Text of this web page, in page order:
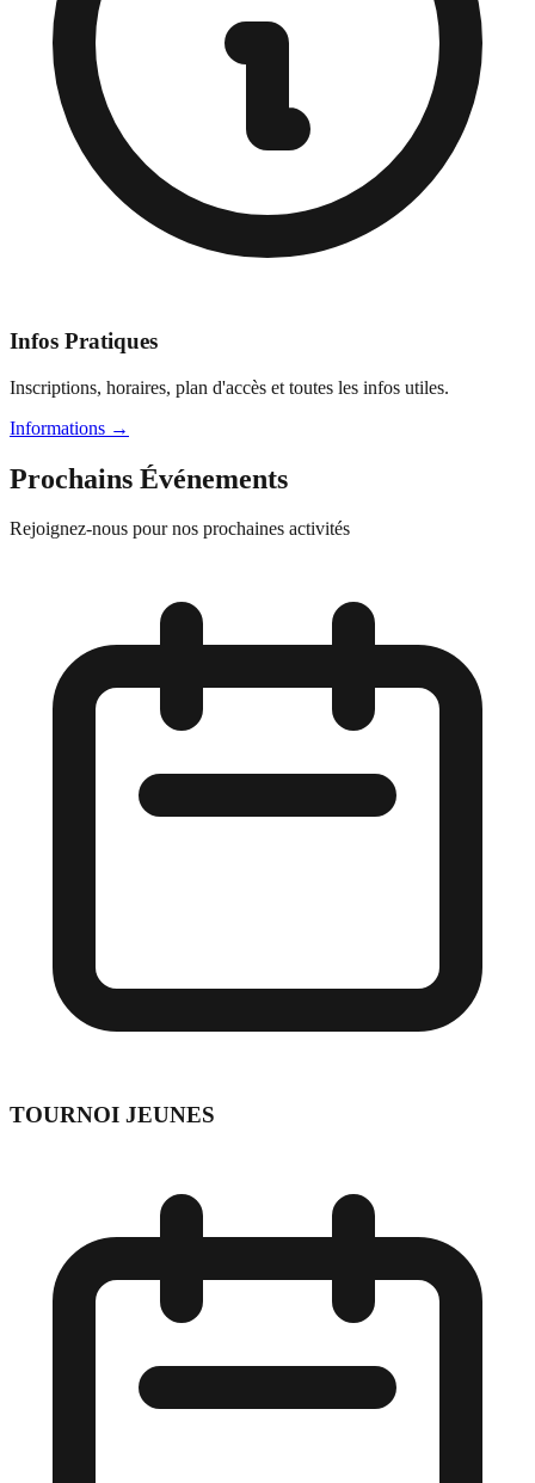
Infos Pratiques
Inscriptions, horaires, plan d'accès et toutes les infos utiles.
Informations →
Prochains Événements
Rejoignez-nous pour nos prochaines activités
TOURNOI JEUNES